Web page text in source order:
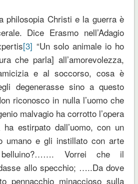
philosopia Christi e la guerra è
Dice Erasmo nell’Adagio
[3] “Un solo animale io ho
che parla] all’amorevolezza,
e al soccorso, cosa è
degenerasse sino a questo
riconosco in nulla l’uomo che
malvagio ha corrotto l’opera
estirpato dall’uomo, con un
umano e gli instillato con arte
belluino?……. Vorrei che il
allo specchio; …..Da dove
pennacchio minaccioso sulla